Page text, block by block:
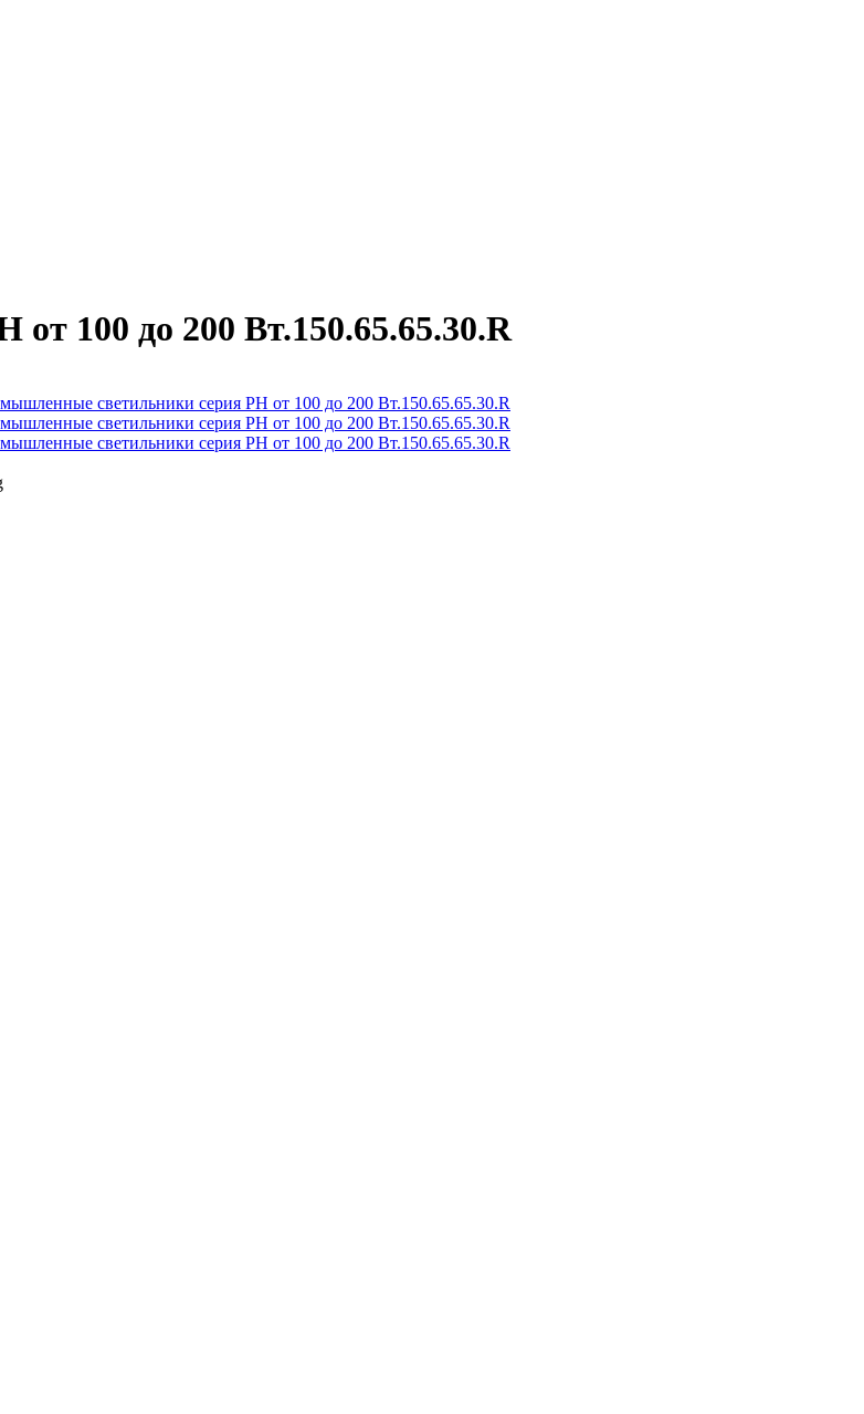
100 до 200 Вт.150.65.65.30.R